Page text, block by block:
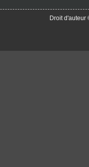
Droit